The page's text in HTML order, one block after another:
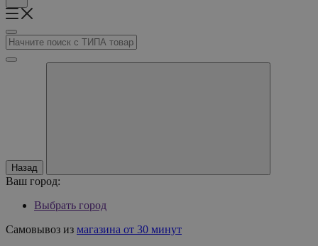
Назад
Ваш город:
Выбрать город
Самовывоз из магазина от 30 минут